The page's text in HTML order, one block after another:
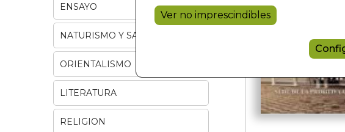
Ver no imprescindibles
ENSAYO
NATURISMO Y SALUD
ORIENTALISMO
LITERATURA
RELIGION